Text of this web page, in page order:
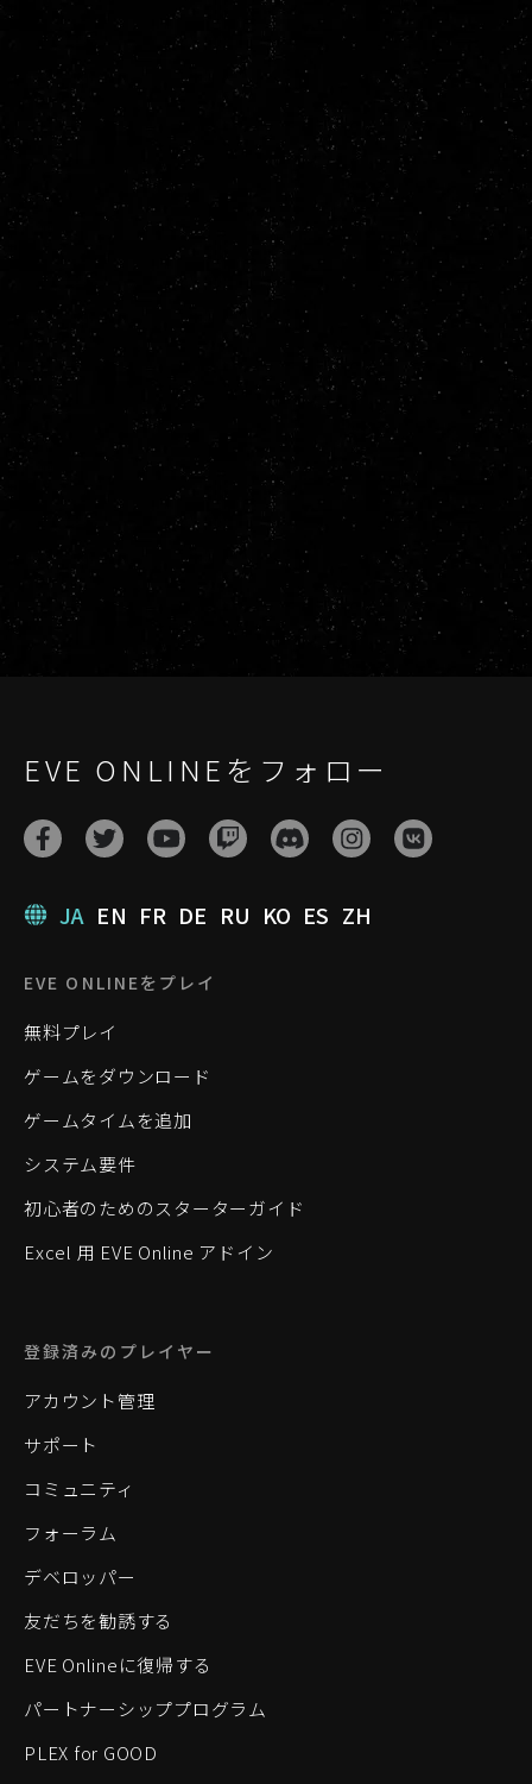
EVE ONLINEをフォロー
JA EN FR DE RU KO ES ZH
EVE ONLINEをプレイ
無料プレイ
ゲームをダウンロード
ゲームタイムを追加
システム要件
初心者のためのスターターガイド
Excel 用 EVE Online アドイン
登録済みのプレイヤー
アカウント管理
サポート
コミュニティ
フォーラム
デベロッパー
友だちを勧誘する
EVE Onlineに復帰する
パートナーシッププログラム
PLEX for GOOD